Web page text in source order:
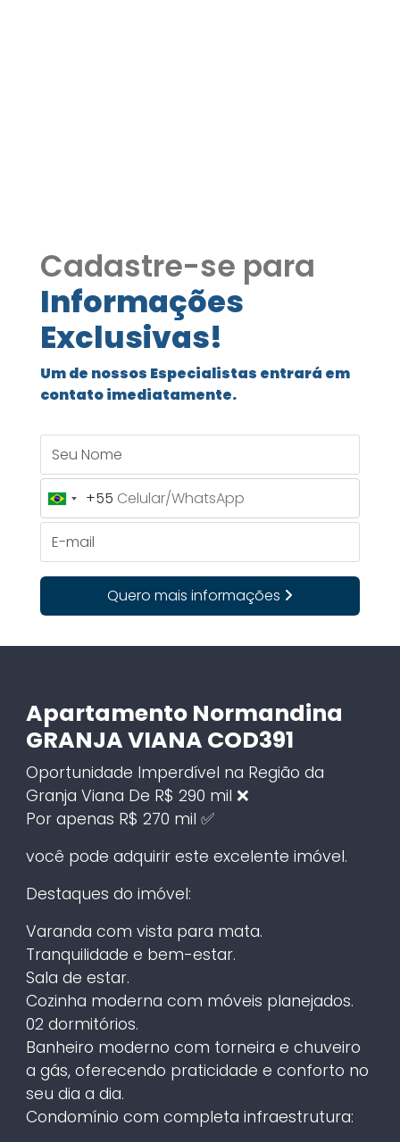
Cadastre-se para
Informações
Exclusivas!
Um de nossos Especialistas entrará em
contato imediatamente.
Brazil
+55
+55
Quero mais informações
Apartamento Normandina
GRANJA VIANA COD391
Oportunidade Imperdível na Região da
Granja Viana De R$ 290 mil ❌
Por apenas R$ 270 mil ✅
você pode adquirir este excelente imóvel.
Destaques do imóvel:
Varanda com vista para mata.
Tranquilidade e bem-estar.
Sala de estar.
Cozinha moderna com móveis planejados.
02 dormitórios.
Banheiro moderno com torneira e chuveiro
a gás, oferecendo praticidade e conforto no
seu dia a dia.
Condomínio com completa infraestrutura: